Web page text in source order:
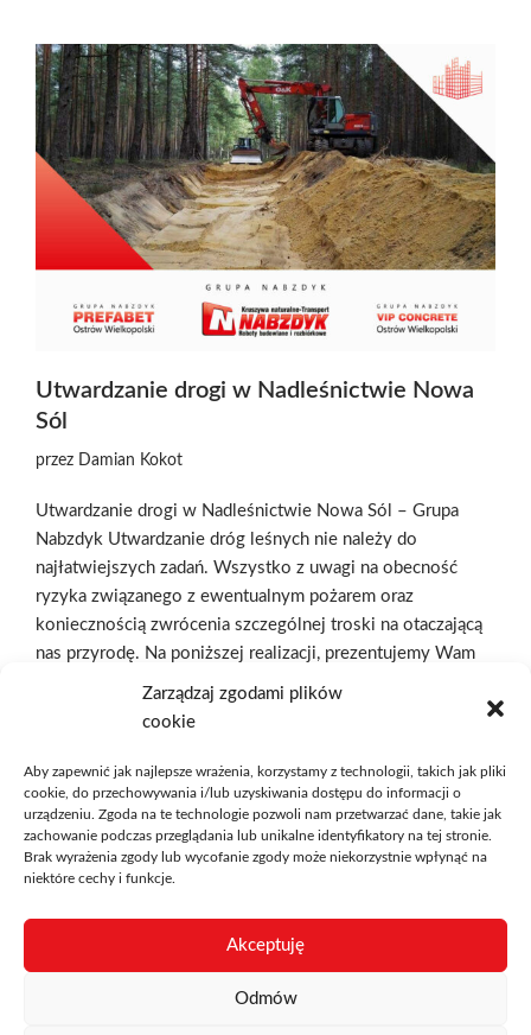
Zarządzaj zgodami plików
cookie
Aby zapewnić jak najlepsze wrażenia, korzystamy z technologii, takich jak pliki
cookie, do przechowywania i/lub uzyskiwania dostępu do informacji o
urządzeniu. Zgoda na te technologie pozwoli nam przetwarzać dane, takie jak
zachowanie podczas przeglądania lub unikalne identyfikatory na tej stronie.
Brak wyrażenia zgody lub wycofanie zgody może niekorzystnie wpłynąć na
niektóre cechy i funkcje.
Akceptuję
Odmów
Utwardzanie drogi w Nadleśnictwie Nowa
Sól
przez Damian Kokot
Utwardzanie drogi w Nadleśnictwie Nowa Sól – Grupa
Nabzdyk Utwardzanie dróg leśnych nie należy do
najłatwiejszych zadań. Wszystko z uwagi na obecność
ryzyka związanego z ewentualnym pożarem oraz
koniecznością zwrócenia szczególnej troski na otaczającą
nas przyrodę. Na poniższej realizacji, prezentujemy Wam
DROGBET Realizacje
Blog